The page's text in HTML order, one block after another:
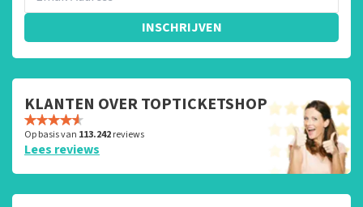
INSCHRIJVEN
KLANTEN OVER TOPTICKETSHOP
Op basis van 113.242reviews
Lees reviews